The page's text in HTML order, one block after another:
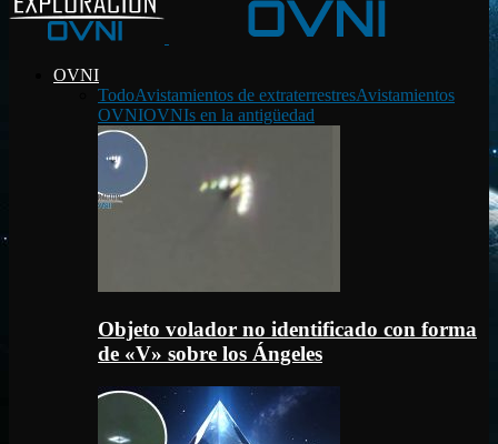
OVNI
TodoAvistamientos de extraterrestresAvistamientos
OVNIOVNIs en la antigüedad
Objeto volador no identificado con forma
de «V» sobre los Ángeles